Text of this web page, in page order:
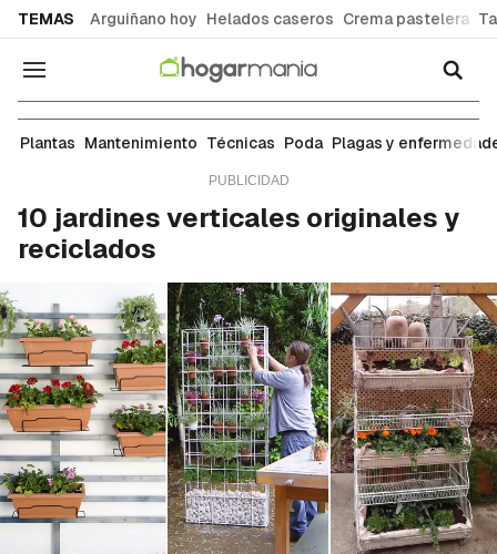
TEMAS Arguiñano hoy Helados caseros Crema pastelera
Navegación
Herramientas y accesorios
Plantas Mantenimiento Técnicas Poda Plagas y
10 jardines verticales originales y
reciclados